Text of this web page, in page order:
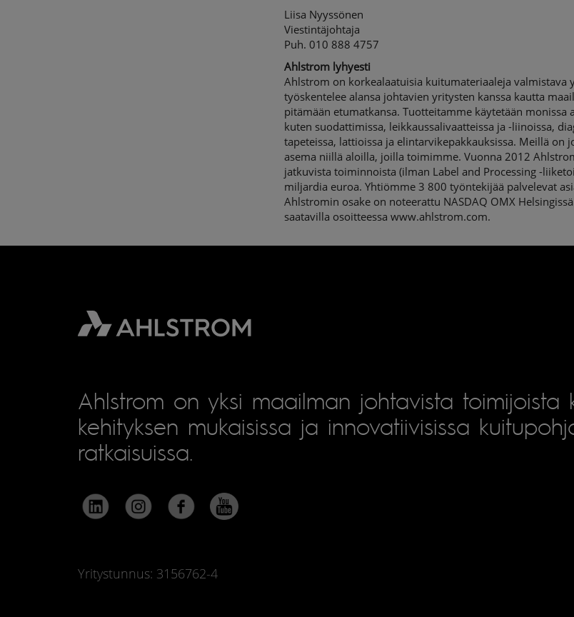
Liisa Nyyssönen
Viestintäjohtaja
Puh. 010 888 4757
Ahlstrom lyhyesti
Ahlstrom on korkealaatuisia kuitumateriaaleja valmistava
työskentelee alansa johtavien yritysten kanssa kautta
pitämään etumatkansa. Tuotteitamme käytetään monissa
kuten suodattimissa, leikkaussalivaatteissa ja -liinoissa,
tapeteissa, lattioissa ja elintarvikepakkauksissa. Meillä on
asema niillä aloilla, joilla toimimme. Vuonna 2012
jatkuvista toiminnoista (ilman Label and Processing -
miljardia euroa. Yhtiömme 3 800 työntekijää palvelevat
Ahlstromin osake on noteerattu NASDAQ OMX
saatavilla osoitteessa www.ahlstrom.com.
Ahlstrom on yksi maailman johtavista toimijoista
kehityksen mukaisissa ja innovatiivisissa
ratkaisuissa.
Yritystunnus: 3156762-4